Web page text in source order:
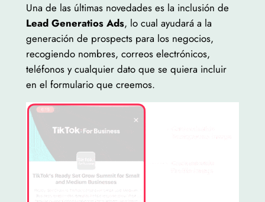
Una de las últimas novedades es la inclusión de
Lead Generatios Ads, lo cual ayudará a la
generación de prospects para los negocios,
recogiendo nombres, correos electrónicos,
teléfonos y cualquier dato que se quiera incluir
en el formulario que creemos.